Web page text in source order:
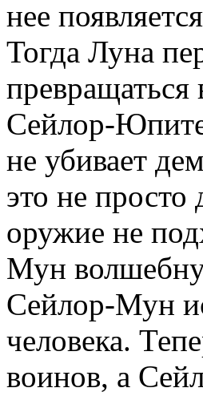
нее
Тогда Луна
Сейлор-
не убивает
это не
оружие не
Мун
Сейлор-Мун
человека.
воинов, а